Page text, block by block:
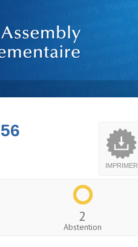
IMPRIMER
2
Abstention